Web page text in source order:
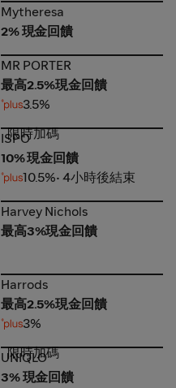
Mytheresa
Mytheresa
2% 現金回饋
MR PORTER
MR PORTER
最高2.5%現金回饋
3.5%
ISPO
限時加碼
ISPO
10% 現金回饋
10.5%• 4小時後結束
Harvey Nichols
Harvey Nichols
最高3%現金回饋
Harrods
Harrods
最高2.5%現金回饋
3%
UNIQLO
限時加碼
UNIQLO
3% 現金回饋